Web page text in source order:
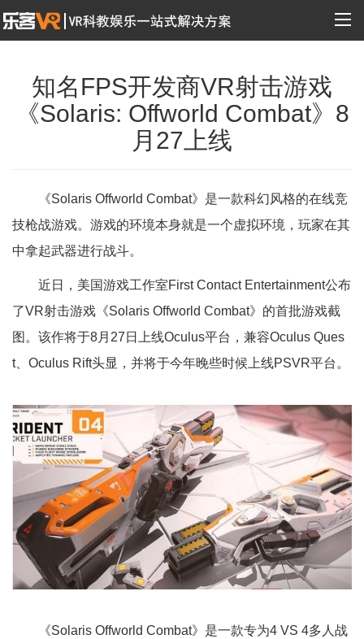
知名FPS开发商VR射击游戏
《Solaris: Offworld Combat》8
月27上线
《Solaris Offworld Combat》是一款科幻风格的在线竞
技枪战游戏。游戏的环境本身就是一个虚拟环境，玩家在其
中拿起武器进行战斗。
近日，美国游戏工作室First Contact Entertainment公布
了VR射击游戏《Solaris Offworld Combat》的首批游戏截
图。该作将于8月27日上线Oculus平台，兼容Oculus Ques
t、Oculus Rift头显，并将于今年晚些时候上线PSVR平台。
《Solaris Offworld Combat》是一款专为4 VS 4多人战